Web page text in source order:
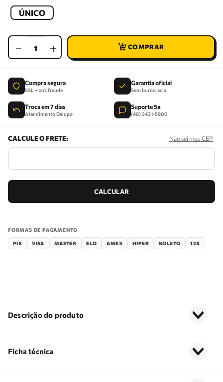
ÚNICO
＋
－
Compra segura
SSL + antifraude
Garantia oficial
Sem burocracia
Troca em 7 dias
Atendimento Delupo
Suporte 5x
(48) 3431-5800
Não sei meu CEP
FORMAS DE PAGAMENTO
PIX VISA MASTER ELO AMEX HIPER BOLETO 12X
Descrição do produto
Ficha técnica